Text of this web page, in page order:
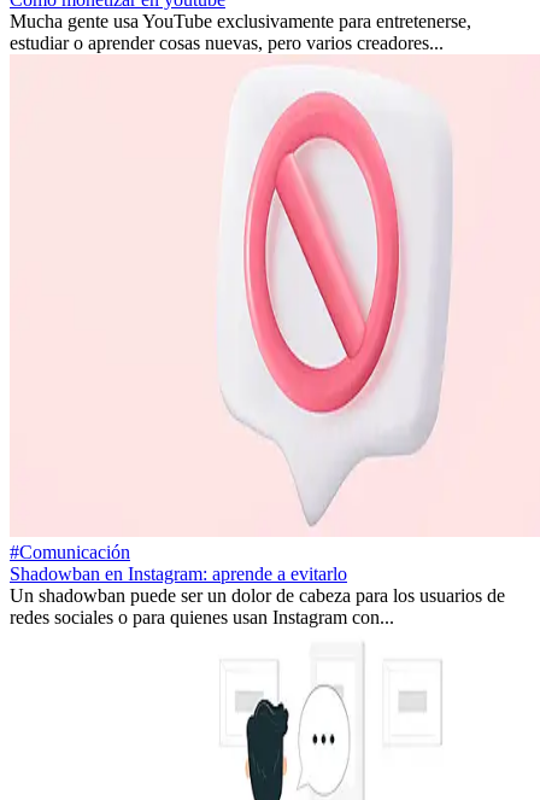
Mucha gente usa YouTube exclusivamente para entretenerse,
estudiar o aprender cosas nuevas, pero varios creadores...
#Comunicación
Shadowban en Instagram: aprende a evitarlo
Un shadowban puede ser un dolor de cabeza para los usuarios de
redes sociales o para quienes usan Instagram con...